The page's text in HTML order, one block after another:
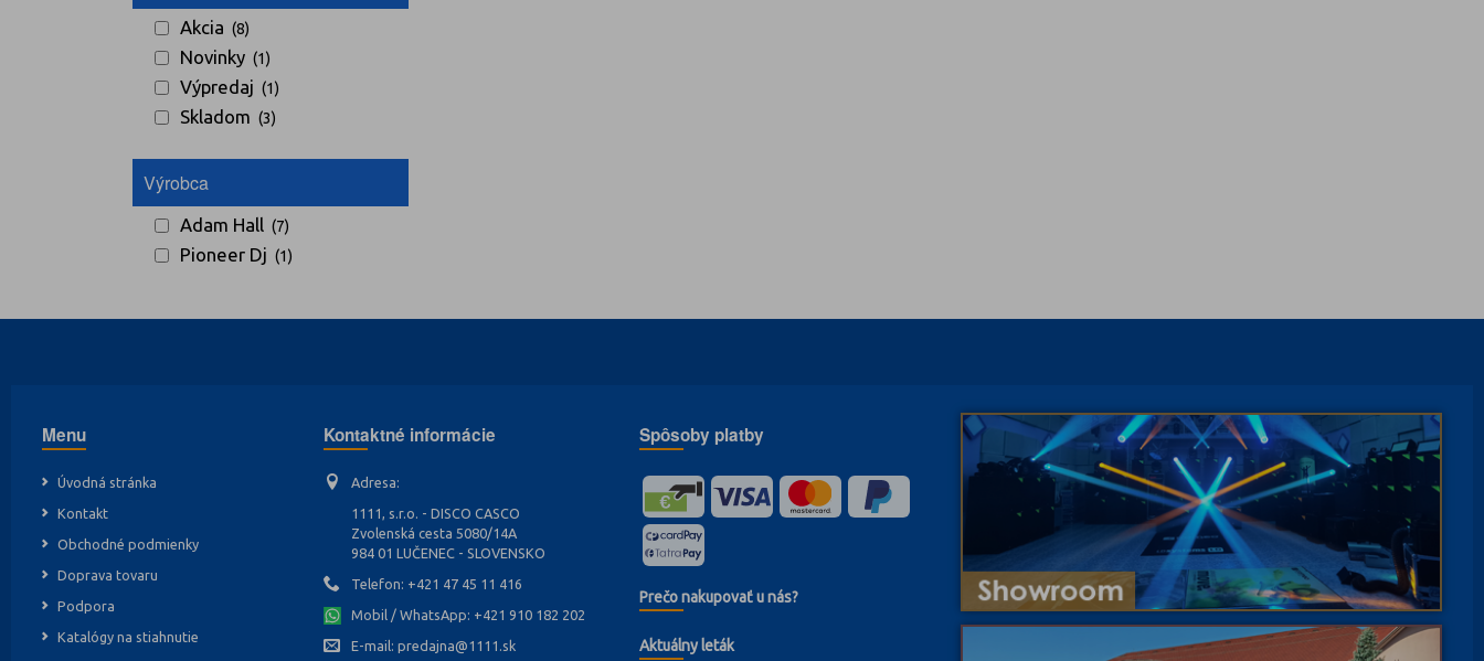
Akcia (8)
Novinky (1)
Výpredaj (1)
Skladom (3)
Výrobca
Adam Hall (7)
Pioneer Dj (1)
Menu
Úvodná stránka
Kontakt
Obchodné podmienky
Doprava tovaru
Podpora
Katalógy na stiahnutie
Kontaktné informácie
Adresa:
1111, s.r.o. - DISCO CASCO
Zvolenská cesta 5080/14A
984 01 LUČENEC - SLOVENSKO
Telefon: +421 47 45 11 416
Mobil / WhatsApp: +421 910 182 202
E-mail:predajna@1111.sk
Spôsoby platby
Prečo nakupovať u nás?
Aktuálny leták